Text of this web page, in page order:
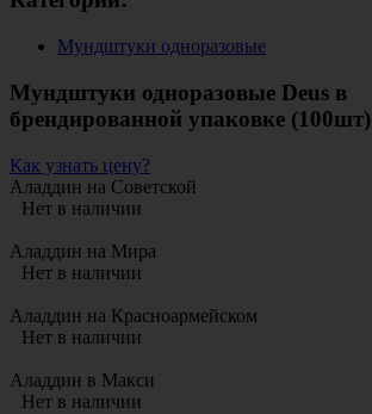
Мундштуки одноразовые
Мундштуки одноразовые Deus в
брендированной упаковке (100шт)
Как узнать цену?
Аладдин на Советской
Нет в наличии
Аладдин на Мира
Нет в наличии
Аладдин на Красноармейском
Нет в наличии
Аладдин в Макси
Нет в наличии